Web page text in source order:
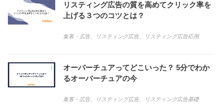
リスティング広告の質を高めてクリック率を
上げる３つのコツとは？
集客・広告、 リスティング広告、 リスティング広告応用
オーバーチュアってどこいった？ 5分でわか
るオーバーチュアの今
集客・広告、 リスティング広告、 リスティング広告基礎